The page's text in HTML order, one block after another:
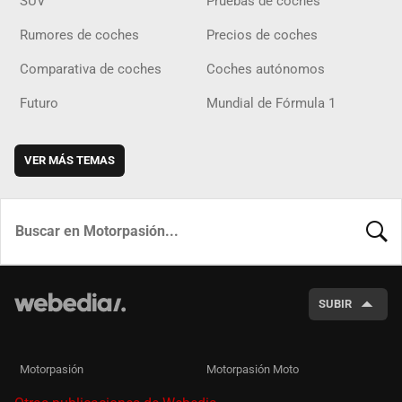
Rumores de coches Precios de coches
Comparativa de coches Coches autónomos
Futuro Mundial de Fórmula 1
VER MÁS TEMAS
SUBIR
Motorpasión Motorpasión Moto